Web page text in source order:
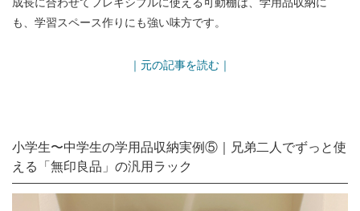
も、学習スペース作りにも強い味方です。
｜元の記事を読む｜
小学生〜中学生の学用品収納実例⑤｜兄弟二人でずっと使
える「無印良品」の汎用ラック